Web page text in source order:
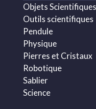
Objets Scientifiques
Outils scientifiques
Pendule
Physique
Pierres et Cristaux
Robotique
Sablier
Science